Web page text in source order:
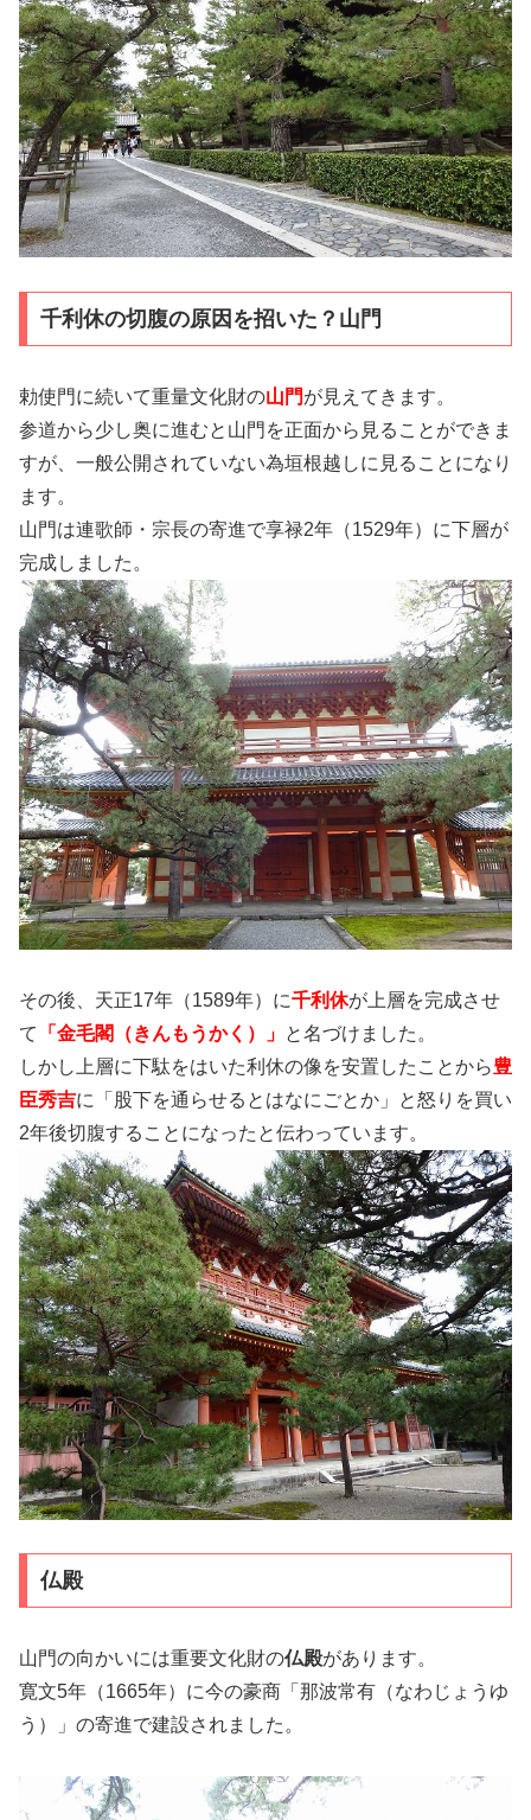
千利休の切腹の原因を招いた？山門
勅使門に続いて重量文化財の山門が見えてきます。
参道から少し奥に進むと山門を正面から見ることができま
すが、一般公開されていない為垣根越しに見ることになり
ます。
山門は連歌師・宗長の寄進で享禄2年（1529年）に下層が
完成しました。
その後、天正17年（1589年）に千利休が上層を完成させ
て
「金毛閣（きんもうかく）」 と名づけました。
しかし上層に下駄をはいた利休の像を安置したことから豊
臣秀吉に「股下を通らせるとはなにごとか」と怒りを買い
2年後切腹することになったと伝わっています。
仏殿
山門の向かいには重要文化財の仏殿があります。
寛文5年（1665年）に今の豪商「那波常有（なわじょうゆ
う）」の寄進で建設されました。